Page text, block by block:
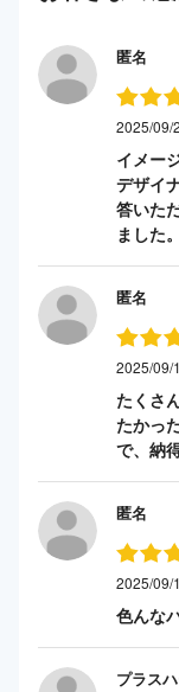
匿名
2025/09/
イメー
デザイ
答いた
ました。
匿名
2025/09/
たくさ
たかっ
で、納
匿名
2025/09/
色んな
プラス